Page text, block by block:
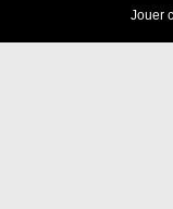
Jouer